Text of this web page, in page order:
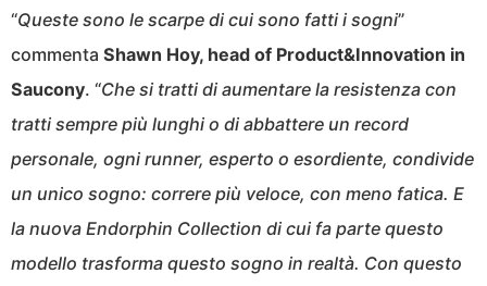
“Queste sono le scarpe di cui sono fatti i sogni”
commenta Shawn Hoy, head of Product&Innovation in
Saucony. “Che si tratti di aumentare la resistenza con
tratti sempre più lunghi o di abbattere un record
personale, ogni runner, esperto o esordiente, condivide
un unico sogno: correre più veloce, con meno fatica. E
la nuova Endorphin Collection di cui fa parte questo
modello trasforma questo sogno in realtà. Con questo